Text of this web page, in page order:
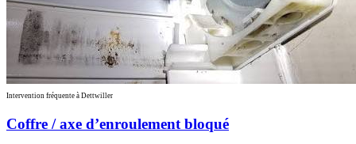
Intervention fréquente à Dettwiller
Coffre / axe d’enroulement bloqué